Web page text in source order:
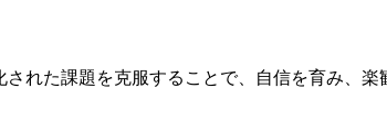
された課題を克服することで、自信を育み、楽